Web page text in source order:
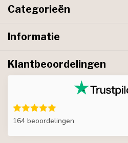
Categorieën
Informatie
Klantbeoordelingen
164 beoordelingen